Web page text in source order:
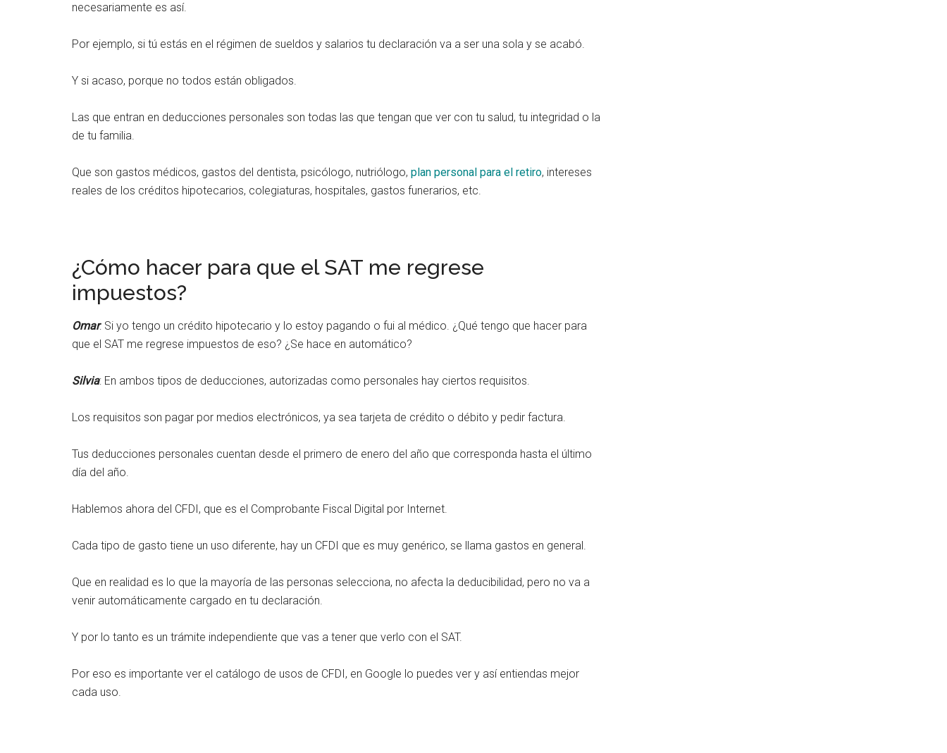
necesariamente es así.
Por ejemplo, si tú estás en el régimen de sueldos y salarios tu declaración va a ser una sola y se acabó.
Y si acaso, porque no todos están obligados.
Las que entran en deducciones personales son todas las que tengan que ver con tu salud, tu integridad o la
de tu familia.
Que son gastos médicos, gastos del dentista, psicólogo, nutriólogo, plan personal para el retiro, intereses
reales de los créditos hipotecarios, colegiaturas, hospitales, gastos funerarios, etc.
¿Cómo hacer para que el SAT me regrese
impuestos?
Omar: Si yo tengo un crédito hipotecario y lo estoy pagando o fui al médico. ¿Qué tengo que hacer para
que el SAT me regrese impuestos de eso? ¿Se hace en automático?
Silvia: En ambos tipos de deducciones, autorizadas como personales hay ciertos requisitos.
Los requisitos son pagar por medios electrónicos, ya sea tarjeta de crédito o débito y pedir factura.
Tus deducciones personales cuentan desde el primero de enero del año que corresponda hasta el último
día del año.
Hablemos ahora del CFDI, que es el Comprobante Fiscal Digital por Internet.
Cada tipo de gasto tiene un uso diferente, hay un CFDI que es muy genérico, se llama gastos en general.
Que en realidad es lo que la mayoría de las personas selecciona, no afecta la deducibilidad, pero no va a
venir automáticamente cargado en tu declaración.
Y por lo tanto es un trámite independiente que vas a tener que verlo con el SAT.
Por eso es importante ver el catálogo de usos de CFDI, en Google lo puedes ver y así entiendas mejor
cada uso.